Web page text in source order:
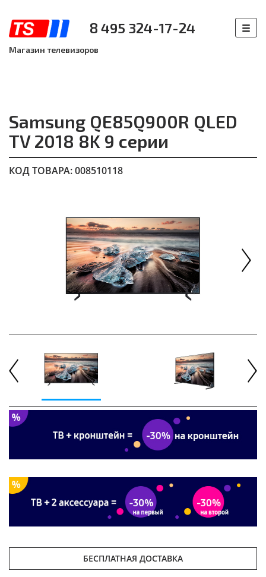
8 495 324-17-24
Магазин телевизоров
Samsung QE85Q900R QLED
TV 2018 8K 9 серии
КОД ТОВАРА: 008510118
БЕСПЛАТНАЯ ДОСТАВКА